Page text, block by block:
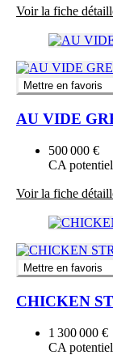
Voir la fiche
Mettre en favoris
AU VIDE
500 000 €
CA
Voir la fiche
Mettre en favoris
CHICKEN
1 300 000 €
CA